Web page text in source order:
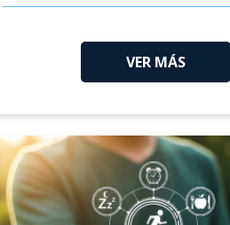
VER MÁS